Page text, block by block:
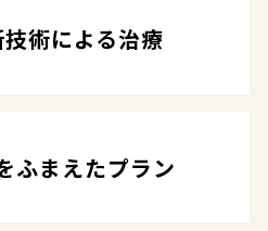
術による治療
ふまえたプラン